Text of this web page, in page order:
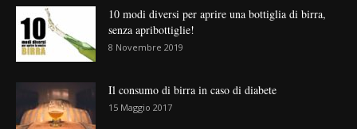
10 modi diversi per aprire una bottiglia di birra,
senza apribottiglie!
8 Novembre 2019
Il consumo di birra in caso di diabete
15 Maggio 2017